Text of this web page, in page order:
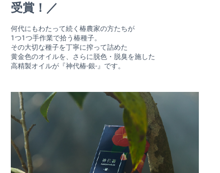
受賞！／
何代にもわたって続く椿農家の方たちが
1つ1つ手作業で拾う椿種子。
その大切な種子を丁寧に搾って詰めた
黄金色のオイルを、さらに脱色・脱臭を施した
高精製オイルが『神代椿-銀-』です。